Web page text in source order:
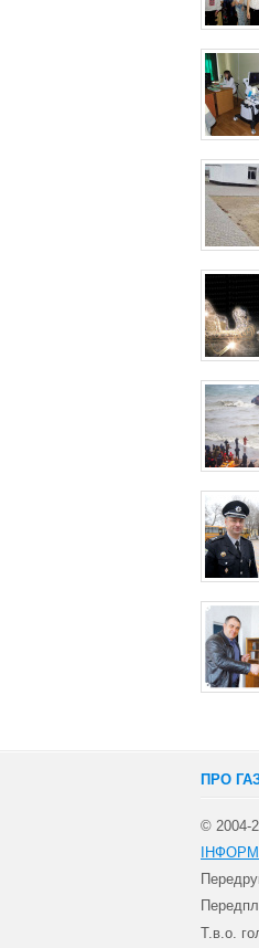
ПРО
© 2004-
Т.в.о.